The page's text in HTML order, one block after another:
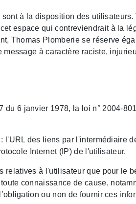
à la disposition des
espace qui contreviendrait à la
Thomas Plomberie se réserve
à caractère raciste,
6 janvier 1978, la loi n° 2004-
l'URL des liens par l'intermédiaire
Internet (IP) de l'utilisateur.
relatives à l'utilisateur que pour le
connaissance de cause,
ou non de fournir ces